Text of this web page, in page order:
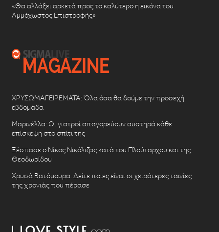
«Θα αλλάξει αρκετά προς το καλύτερο η εικόνα του
Αμμόχωστος Επιστροφής»
ΧΡΥΣΩΜΑΓΕΙΡΕΜΑΤΑ: Όλα όσα θα δούμε την προσεχή
εβδομάδα
Μαρινέλλα: Οι γιατροί απαγορεύουν αυστηρά κάθε
επίσκεψη στο σπίτι της
Ξέσπασε ο Νίκος Νικόλιζας κατά του Πλούταρχου και της
Θεοδωρίδου
Χρυσά Βατόμουρα: Δείτε ποιες είναι οι χειρότερες ταινίες
της χρονιάς που πέρασε